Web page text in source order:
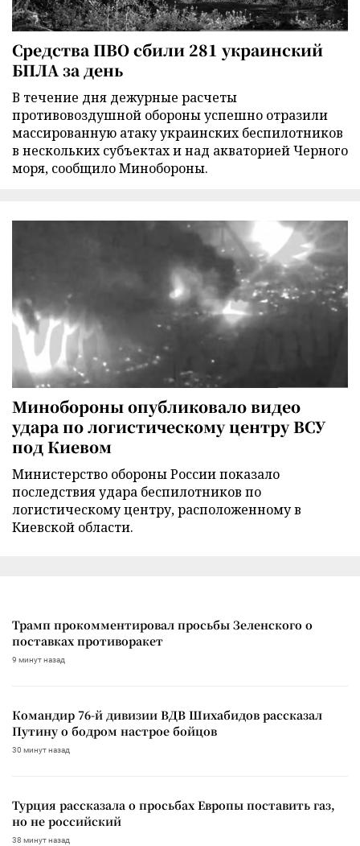
Средства ПВО сбили 281 украинский
БПЛА за день
В течение дня дежурные расчеты
противовоздушной обороны успешно отразили
массированную атаку украинских беспилотников
в нескольких субъектах и над акваторией Черного
моря, сообщило Минобороны.
Минобороны опубликовало видео
удара по логистическому центру ВСУ
под Киевом
Министерство обороны России показало
последствия удара беспилотников по
логистическому центру, расположенному в
Киевской области.
Трамп прокомментировал просьбы Зеленского о
поставках противоракет
9 минут назад
Командир 76-й дивизии ВДВ Шихабидов рассказал
Путину о бодром настрое бойцов
30 минут назад
Турция рассказала о просьбах Европы поставить газ,
но не российский
38 минут назад